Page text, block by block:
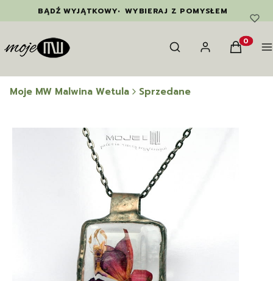
BĄDŹ WYJĄTKOWY• WYBIERAJ Z POMYSŁEM
Otwórz wyszukiwarkę
Szukaj Zaloguj sięKoszyk
Moje MW Malwina Wetula Sprzedane